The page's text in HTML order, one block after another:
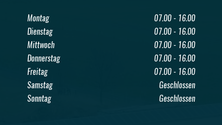
Montag
07.00 - 16.00
Dienstag
07.00 - 16.00
Mittwoch
07.00 - 16.00
Donnerstag
07.00 - 16.00
Freitag
07.00 - 16.00
Samstag
Geschlossen
Sonntag
Geschlossen